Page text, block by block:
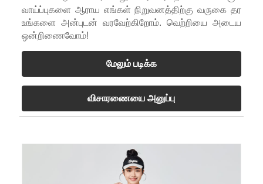
வாய்ப்புகளை ஆராய எங்கள் நிறுவனத்திற்கு வருகை தர
உங்களை அன்புடன் வரவேற்கிறோம். வெற்றியை அடைய
ஒன்றிணைவோம்!
மேலும் படிக்க
விசாரணையை அனுப்பு